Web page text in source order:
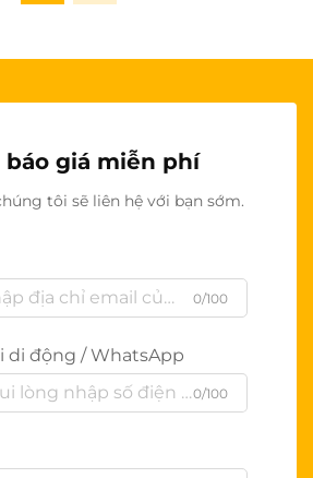
báo giá miễn phí
tôi sẽ liên hệ với bạn sớm.
0/100
di động / WhatsApp
0/100